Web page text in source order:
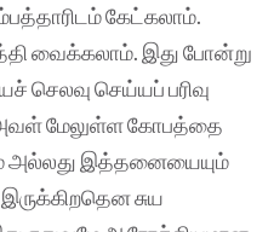
கேட்கலாம்.
வைக்கலாம். இது போன்று
செலவு செய்யப் பரிவு
அவள் மேலுள்ள கோபத்தை
அல்லது இத்தனையையும்
சுய